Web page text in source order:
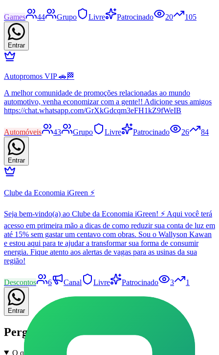
Games 44 Grupo Livre Patrocinado 20 105
Entrar
Autopromos VIP 🚗🏁
A melhor comunidade de promoções relacionadas ao mundo
automotivo, venha economizar com a gente!! Adicione seus amigos
https://chat.whatsapp.com/GrXkGdcqm3eFH1kZ9fWeIB
Automóveis 43 Grupo Livre Patrocinado 26 84
Entrar
Clube da Economia iGreen ⚡
Seja bem-vindo(a) ao Clube da Economia iGreen! ⚡ Aqui você terá
acesso em primeira mão a dicas de como reduzir sua conta de luz em
até 15% sem gastar um centavo com obras. Sou o Wallyson Kawan
e estou aqui para te ajudar a transformar sua forma de consumir
energia. Fique atento aos alertas de vagas para as usinas da sua
região!
Descontos 6 Canal Livre Patrocinado 3 1
Entrar
Perguntas frequentes
O que são grupos de Enem e Vestibular em Florínea no